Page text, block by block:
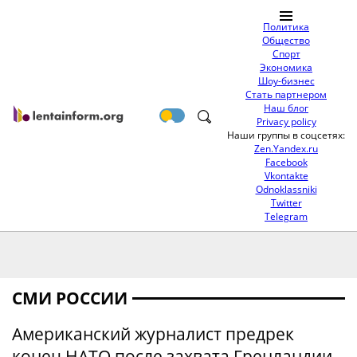
Политика
Общество
Спорт
Экономика
Шоу-бизнес
Стать партнером
Наш блог
Privacy policy
Наши группы в соцсетях:
Zen.Yandex.ru
Facebook
Vkontakte
Odnoklassniki
Twitter
Telegram
СМИ РОССИИ
Американский журналист предрек